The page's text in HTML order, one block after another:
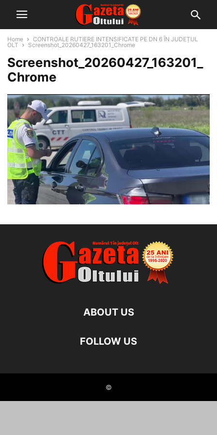
Home
CONTROALE RUTIERE INTENSIFICATE PE DN 6 ÎN JUDEȚUL
OLT
Screenshot_20260427_163201_Chrome
Screenshot_20260427_163201_
Chrome
ABOUT US
FOLLOW US
©